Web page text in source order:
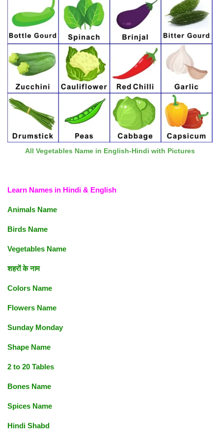
All Vegetables Name in English-Hindi with Pictures
Learn Names in Hindi & English
Animals Name
Birds Name
Vegetables Name
शहरों के नाम
Colors Name
Flowers Name
Sunday Monday
Shape Name
2 to 20 Tables
Bones Name
Spices Name
Hindi Shabd